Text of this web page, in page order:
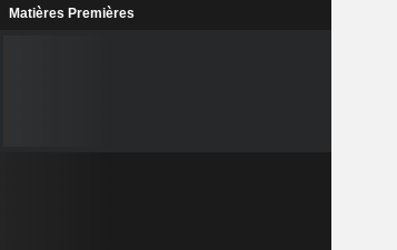
Matières Premières